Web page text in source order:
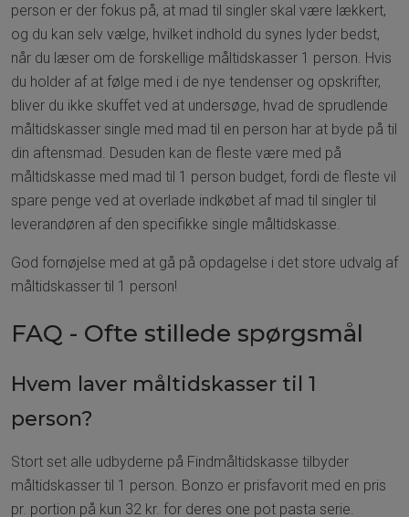
person er der fokus på, at mad til singler skal være lækkert,
og du kan selv vælge, hvilket indhold du synes lyder bedst,
når du læser om de forskellige måltidskasser 1 person. Hvis
du holder af at følge med i de nye tendenser og opskrifter,
bliver du ikke skuffet ved at undersøge, hvad de sprudlende
måltidskasser single med mad til en person har at byde på til
din aftensmad. Desuden kan de fleste være med på
måltidskasse med mad til 1 person budget, fordi de fleste vil
spare penge ved at overlade indkøbet af mad til singler til
leverandøren af den specifikke single måltidskasse.
God fornøjelse med at gå på opdagelse i det store udvalg af
måltidskasser til 1 person!
FAQ - Ofte stillede spørgsmål
Hvem laver måltidskasser til 1
person?
Stort set alle udbyderne på Findmåltidskasse tilbyder
måltidskasser til 1 person. Bonzo er prisfavorit med en pris
pr. portion på kun 32 kr. for deres one pot pasta serie.